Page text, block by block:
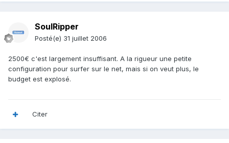
SoulRipper
Posté(e) 31 juillet 2006
2500€ c'est largement insuffisant. A la rigueur une petite
configuration pour surfer sur le net, mais si on veut plus, le
budget est explosé.
Citer